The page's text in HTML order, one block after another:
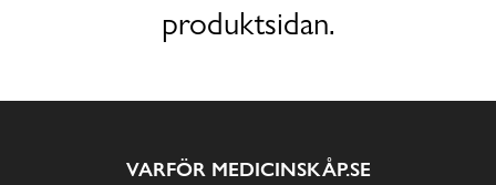
produktsidan.
VARFÖR MEDICINSKÅP.SE